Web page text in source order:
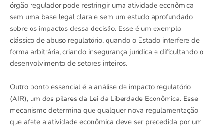
órgão regulador pode restringir uma atividade econômica
sem uma base legal clara e sem um estudo aprofundado
sobre os impactos dessa decisão. Esse é um exemplo
clássico de abuso regulatório, quando o Estado interfere de
forma arbitrária, criando insegurança jurídica e dificultando o
desenvolvimento de setores inteiros.
Outro ponto essencial é a análise de impacto regulatório
(AIR), um dos pilares da Lei da Liberdade Econômica. Esse
mecanismo determina que qualquer nova regulamentação
que afete a atividade econômica deve ser precedida por um